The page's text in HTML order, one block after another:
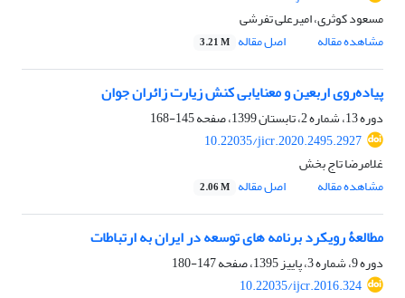
مسعود کوثری، امیرعلی تفرشی
مشاهده مقاله
اصل مقاله 3.21 M
پیاده‌روی اربعین و معنایابی کنش زیارت زائران جوان
دوره 13، شماره 2، تابستان 1399، صفحه
145-168
10.22035/jicr.2020.2495.2927
غلامرضا تاج بخش
مشاهده مقاله
اصل مقاله 2.06 M
مطالعۀ رویکرد برنامه های توسعه در ایران به ارتباطات
دوره 9، شماره 3، پاییز 1395، صفحه
147-180
10.22035/ijcr.2016.324